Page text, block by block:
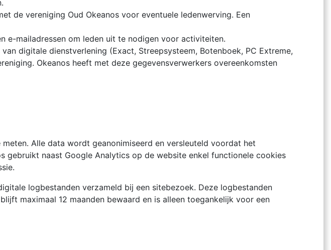
de vereniging Oud Okeanos voor eventuele ledenwerving. Een
e-mailadressen om leden uit te nodigen voor activiteiten.
digitale dienstverlening (Exact, Streepsysteem, Botenboek, PC Extreme,
Okeanos heeft met deze gegevensverwerkers overeenkomsten
Alle data wordt geanonimiseerd en versleuteld voordat het
gebruikt naast Google Analytics op de website enkel functionele cookies
logbestanden verzameld bij een sitebezoek. Deze logbestanden
maximaal 12 maanden bewaard en is alleen toegankelijk voor een